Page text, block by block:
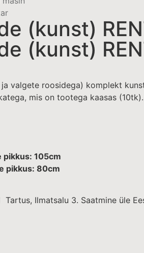
(kunst)
(kunst)
valgete roosidega) komplekt
mis on tootega kaasas (10tk).
pikkus: 105cm
pikkus: 80cm
Ilmatsalu 3. Saatmine üle